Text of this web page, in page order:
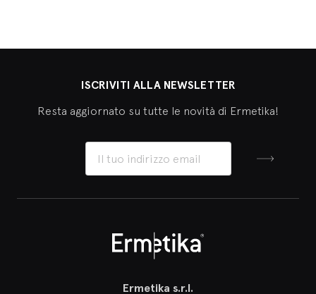
ISCRIVITI ALLA NEWSLETTER
Resta aggiornato su tutte le novità di Ermetika!
Ermetika s.r.l.